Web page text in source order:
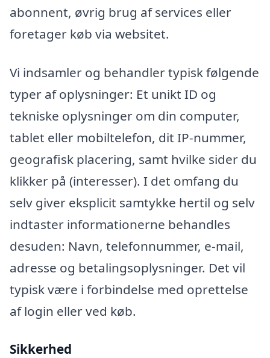
abonnent, øvrig brug af services eller
foretager køb via websitet.
Vi indsamler og behandler typisk følgende
typer af oplysninger: Et unikt ID og
tekniske oplysninger om din computer,
tablet eller mobiltelefon, dit IP-nummer,
geografisk placering, samt hvilke sider du
klikker på (interesser). I det omfang du
selv giver eksplicit samtykke hertil og selv
indtaster informationerne behandles
desuden: Navn, telefonnummer, e-mail,
adresse og betalingsoplysninger. Det vil
typisk være i forbindelse med oprettelse
af login eller ved køb.
Sikkerhed